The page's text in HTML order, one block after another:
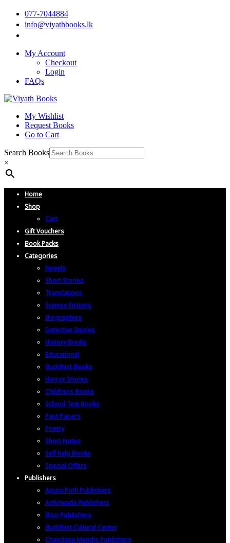
077-7044884
info@viyathbooks.lk
My Account
Checkout
Login
FAQs
My Wishlist
Request Books
Go to Cart
Search Books
×
Home
Shop
Cart
Gift Vouchers
Book Packs
Categories
Novels
Short Stories
Translations
Science Fictions
Biographies
Detective Stories
History Books
Educational
Buddhist Books
Horror Stories
Childrens Books
School Text Books
Past Papers
Poetry
Short Notes
Self help Books
Special Offers
Publishers
Apuru Poth Publishers
Ashirwada Publishers
Biso Publishers
Buddhist Cultural Center
Chandana Mendis Publishers